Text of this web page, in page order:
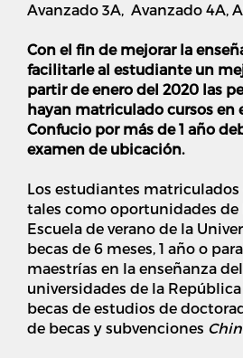
Avanzado 3A, Avanzado 4A,
Con el fin de mejorar la
facilitarle al estudiante un
partir de enero del 2020 las
hayan matriculado cursos en
Confucio por más de 1 año
examen de ubicación.
Los estudiantes
tales como oportunidades de
Escuela de verano de la
becas de 6 meses, 1 año o
maestrías en la enseñanza
universidades de la
becas de estudios de
de becas y subvenciones